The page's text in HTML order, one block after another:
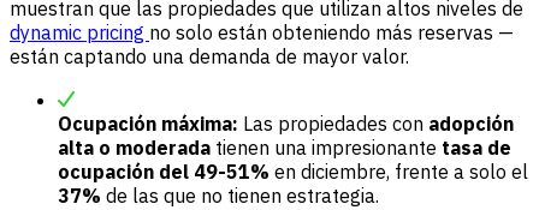
muestran que las propiedades que utilizan altos niveles de
dynamic pricing no solo están obteniendo más reservas —
están captando una demanda de mayor valor.
Ocupación máxima: Las propiedades con adopción
alta o moderada tienen una impresionante tasa de
ocupación del 49-51% en diciembre, frente a solo el
37% de las que no tienen estrategia.